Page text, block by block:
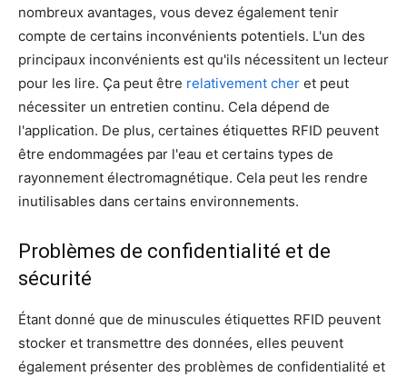
nombreux avantages, vous devez également tenir
compte de certains inconvénients potentiels. L'un des
principaux inconvénients est qu'ils nécessitent un lecteur
pour les lire. Ça peut être relativement cher et peut
nécessiter un entretien continu. Cela dépend de
l'application. De plus, certaines étiquettes RFID peuvent
être endommagées par l'eau et certains types de
rayonnement électromagnétique. Cela peut les rendre
inutilisables dans certains environnements.
Problèmes de confidentialité et de
sécurité
Étant donné que de minuscules étiquettes RFID peuvent
stocker et transmettre des données, elles peuvent
également présenter des problèmes de confidentialité et